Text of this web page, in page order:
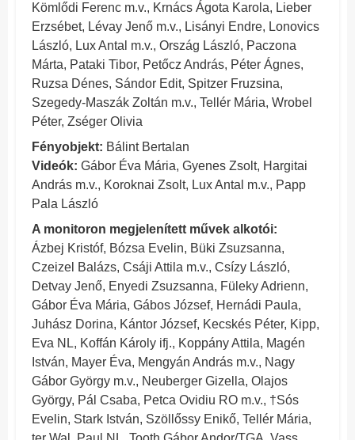
Kömlődi Ferenc m.v., Krnács Ágota Karola, Lieber
Erzsébet, Lévay Jenő m.v., Lisányi Endre, Lonovics
László, Lux Antal m.v., Ország László, Paczona
Márta, Pataki Tibor, Petőcz András, Péter Ágnes,
Ruzsa Dénes, Sándor Edit, Spitzer Fruzsina,
Szegedy-Maszák Zoltán m.v., Tellér Mária, Wrobel
Péter, Zséger Olivia
Fényobjekt: Bálint Bertalan
Videók: Gábor Éva Mária, Gyenes Zsolt, Hargitai
András m.v., Koroknai Zsolt, Lux Antal m.v., Papp
Pala László
A monitoron megjelenített művek alkotói:
Ázbej Kristóf, Bózsa Evelin, Büki Zsuzsanna,
Czeizel Balázs, Csáji Attila m.v., Csízy László,
Detvay Jenő, Enyedi Zsuzsanna, Füleky Adrienn,
Gábor Éva Mária, Gábos József, Hernádi Paula,
Juhász Dorina, Kántor József, Kecskés Péter, Kipp,
Eva NL, Koffán Károly ifj., Koppány Attila, Magén
István, Mayer Éva, Mengyán András m.v., Nagy
Gábor György m.v., Neuberger Gizella, Olajos
György, Pál Csaba, Petca Ovidiu RO m.v., †Sós
Evelin, Stark István, Szöllőssy Enikő, Tellér Mária,